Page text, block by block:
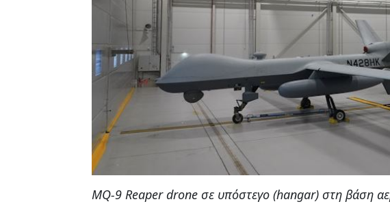
MQ-9 Reaper drone σε υπόστεγο (hangar) στη βάση